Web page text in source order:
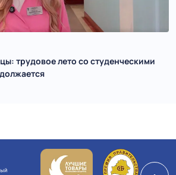
трудовое лето со студенческими